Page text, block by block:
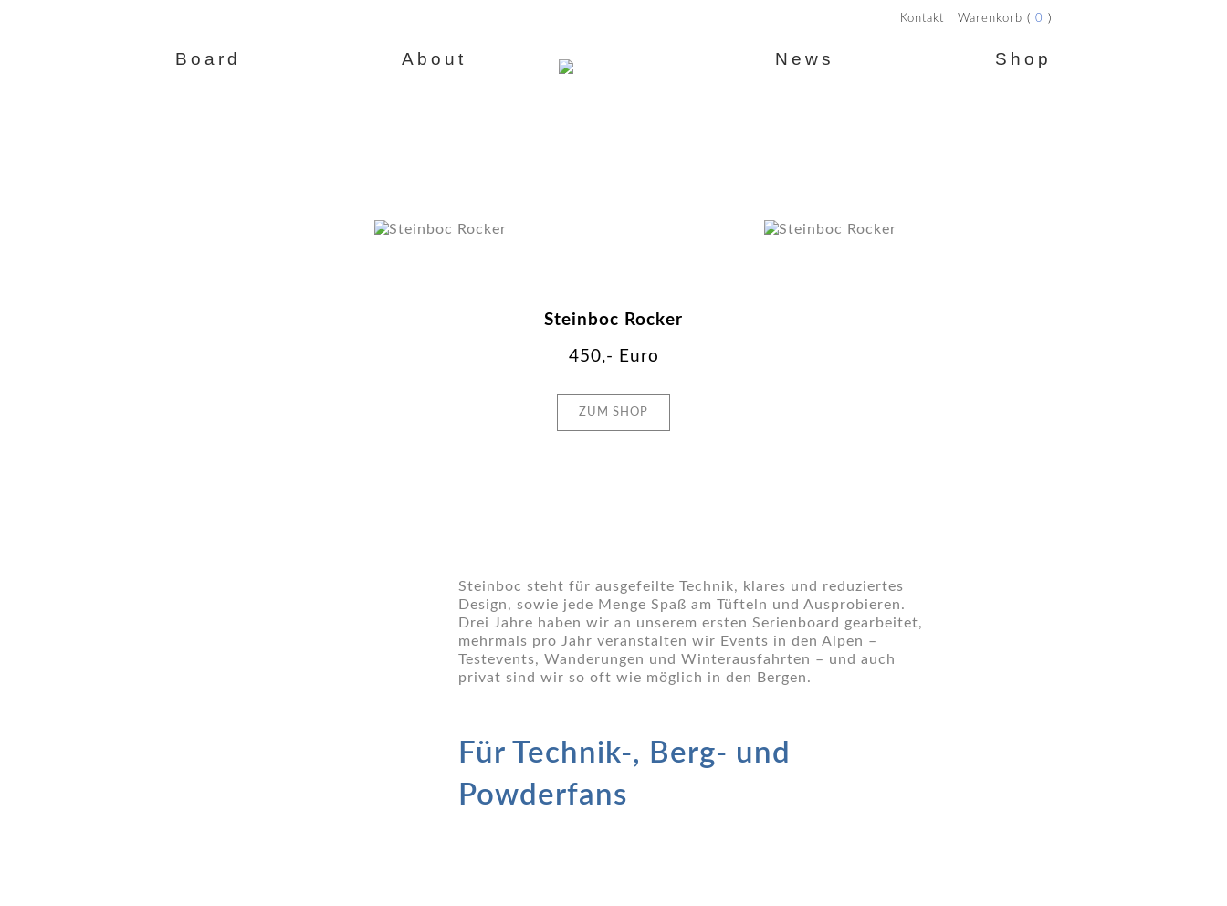
Kontakt Warenkorb ( 0 )
Board About Shop
News
Steinboc Rocker
450,- Euro
ZUM SHOP
Steinboc steht für ausgefeilte Technik, klares und reduziertes
Design, sowie jede Menge Spaß am Tüfteln und Ausprobieren.
Drei Jahre haben wir an unserem ersten Serienboard gearbeitet,
mehrmals pro Jahr veranstalten wir Events in den Alpen –
Testevents, Wanderungen und Winterausfahrten – und auch
privat sind wir so oft wie möglich in den Bergen.
Für Technik-, Berg- und
Powderfans